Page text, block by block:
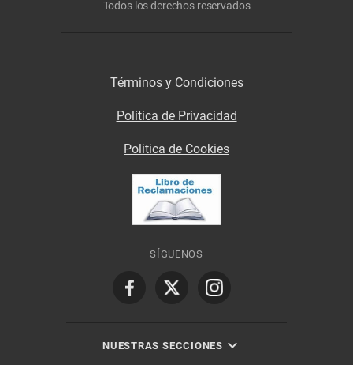
Todos los derechos reservados
Términos y Condiciones
Política de Privacidad
Politica de Cookies
SÍGUENOS
NUESTRAS SECCIONES